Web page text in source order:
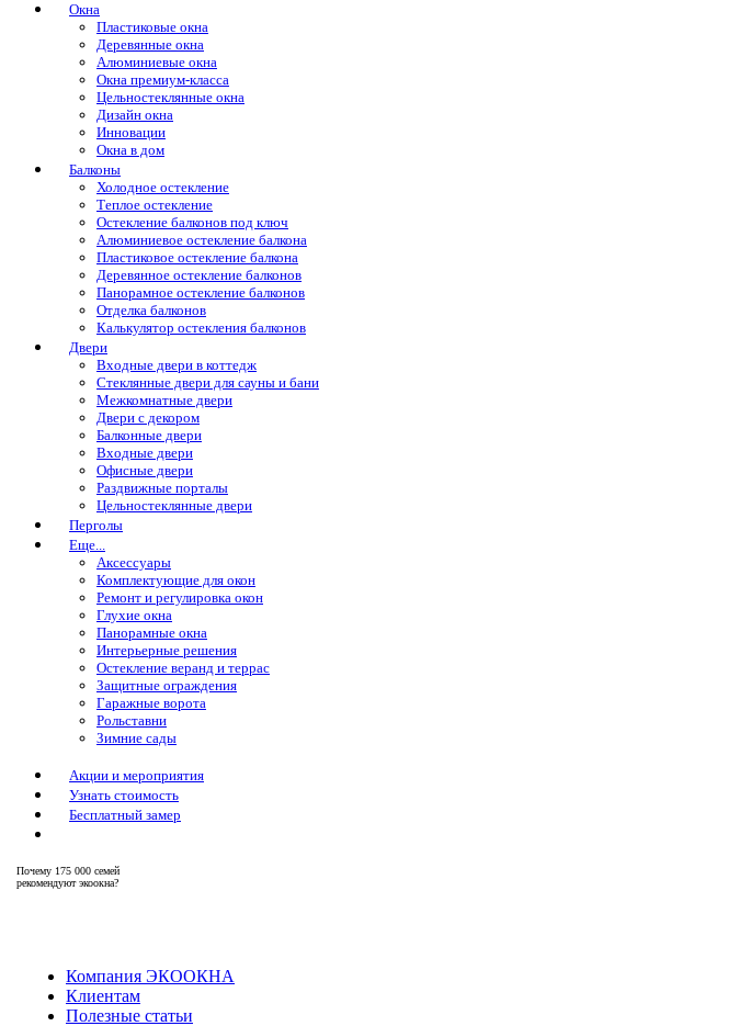
Окна
Пластиковые окна
Деревянные окна
Алюминиевые окна
Окна премиум-класса
Цельностеклянные окна
Дизайн окна
Инновации
Окна в дом
Балконы
Холодное остекление
Теплое остекление
Остекление балконов под ключ
Алюминиевое остекление балкона
Пластиковое остекление балкона
Деревянное остекление балконов
Панорамное остекление балконов
Отделка балконов
Калькулятор остекления балконов
Двери
Входные двери в коттедж
Стеклянные двери для сауны и бани
Межкомнатные двери
Двери с декором
Балконные двери
Входные двери
Офисные двери
Раздвижные порталы
Цельностеклянные двери
Перголы
Еще...
Аксессуары
Комплектующие для окон
Ремонт и регулировка окон
Глухие окна
Панорамные окна
Интерьерные решения
Остекление веранд и террас
Защитные ограждения
Гаражные ворота
Рольставни
Зимние сады
Акции и мероприятия
Узнать стоимость
Бесплатный замер
Почему 175 000 семей
рекомендуют экоокна?
Компания ЭКООКНА
Клиентам
Полезные статьи